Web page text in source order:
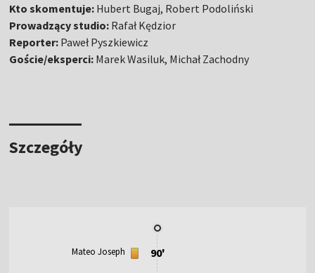
Kto skomentuje: Hubert Bugaj, Robert Podoliński
Prowadzący studio: Rafał Kędzior
Reporter: Paweł Pyszkiewicz
Goście/eksperci: Marek Wasiluk, Michał Zachodny
Szczegóły
90'
Mateo Joseph